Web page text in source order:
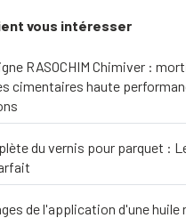
vous intéresser
RASOCHIM Chimiver :
cimentaires haute
du vernis pour parquet :
de l'application d'une huile